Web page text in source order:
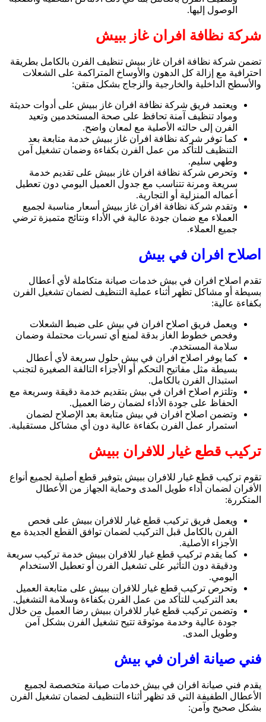
الوصول إليها.
شركة نظافة افران غاز ببيش
تضمن شركة نظافة افران غاز ببيش تنظيف الفرن بالكامل بطريقة
احترافية مع إزالة كل الدهون والأوساخ المتراكمة على الشعلات
والأسطح الداخلية والخارجية والزجاج بشكل متقن:
ويعتمد فريق شركة نظافة افران غاز ببيش على أدوات حديثة
ومواد تنظيف آمنة تحافظ على صحة المستخدمين وتعيد
الفرن إلى حالته الأصلية مع لمعان واضح.
كما توفر شركة نظافة افران غاز ببيش خدمة متابعة بعد
التنظيف للتأكد من عمل الفرن بكفاءة وضمان تشغيل آمن
وطهي سليم.
وتحرص شركة نظافة افران غاز ببيش على تقديم خدمة
سريعة ومرنة تتناسب مع جدول العميل اليومي دون تعطيل
أعماله المنزلية أو التجارية.
وتقدم شركة نظافة افران غاز ببيش أسعار مناسبة لجميع
العملاء مع ضمان جودة عالية في الأداء ونتائج متميزة ترضي
جميع العملاء.
اصلاح افران في بيش
تقدم اصلاح افران في بيش خدمات صيانة متكاملة لأي أعطال
بسيطة أو مشاكل تظهر أثناء عملية التنظيف لضمان تشغيل الفرن
بكفاءة عالية:
ويعمل فريق اصلاح افران في بيش على ضبط الشعلات
وفحص خطوط الغاز بدقة لمنع أي تسربات محتملة وضمان
سلامة المستخدم.
كما يوفر اصلاح افران في بيش حلول سريعة لأي أعطال
بسيطة مثل مفاتيح التحكم أو الأجزاء التالفة الصغيرة لتجنب
استبدال الفرن بالكامل.
وتلتزم اصلاح افران في بيش بتقديم خدمة دقيقة وسريعة مع
الحفاظ على جودة الأداء لضمان رضا العميل.
وتضمن اصلاح افران في بيش متابعة بعد الإصلاح لضمان
استمرار عمل الفرن بكفاءة عالية دون أي مشاكل مستقبلية.
تركيب قطع غيار للافران ببيش
تقوم تركيب قطع غيار للافران ببيش بتوفير قطع أصلية لجميع أنواع
الأفران لضمان أداء طويل المدى وحماية الجهاز من الأعطال
المتكررة:
ويعمل فريق تركيب قطع غيار للافران ببيش على فحص
الفرن بالكامل قبل التركيب لضمان توافق القطع الجديدة مع
الأجزاء الأصلية.
كما يقدم تركيب قطع غيار للافران ببيش خدمة تركيب سريعة
ودقيقة دون التأثير على تشغيل الفرن أو تعطيل الاستخدام
اليومي.
وتحرص تركيب قطع غيار للافران ببيش على متابعة العميل
بعد التركيب للتأكد من عمل الفرن بكفاءة وسلامة التشغيل.
وتضمن تركيب قطع غيار للافران ببيش رضا العميل من خلال
جودة عالية وخدمة موثوقة تتيح تشغيل الفرن بشكل آمن
وطويل المدى.
فني صيانة افران في بيش
يقدم فني صيانة افران في بيش خدمات صيانة متخصصة لجميع
الأعطال الطفيفة التي قد تظهر أثناء التنظيف لضمان تشغيل الفرن
بشكل صحيح وآمن: